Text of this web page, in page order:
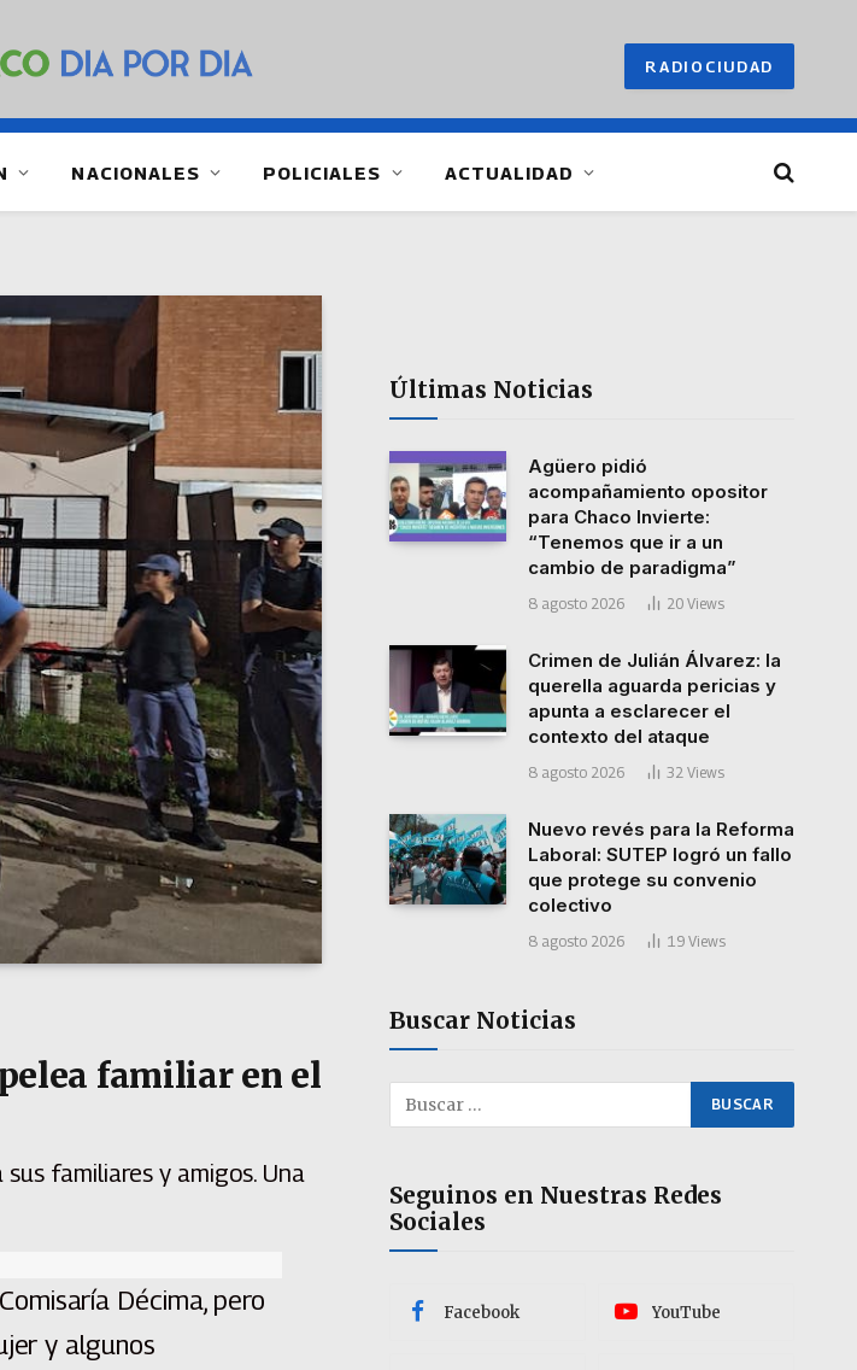
RADIOCIUDAD
NACIONALES POLICIALES ACTUALIDAD
familiar en el
familiares y amigos. Una
Décima, pero
y algunos
Últimas Noticias
Agüero pidió
acompañamiento opositor
para Chaco Invierte:
“Tenemos que ir a un
cambio de paradigma”
8 agosto 2026 20 Views
Crimen de Julián Álvarez: la
querella aguarda pericias y
apunta a esclarecer el
contexto del ataque
8 agosto 2026 32 Views
Nuevo revés para la Reforma
Laboral: SUTEP logró un fallo
que protege su convenio
colectivo
8 agosto 2026 19 Views
Buscar Noticias
Seguinos en Nuestras Redes
Sociales
Facebook YouTube